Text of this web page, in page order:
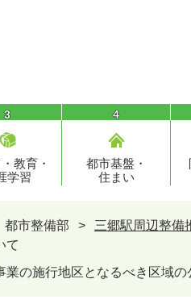
3
教育・
学習
4
都市基盤・
住まい
都市整備部 > 三郷駅周辺整備
て
の施行地区となるべき区域